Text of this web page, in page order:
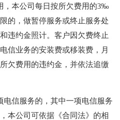
，本公司每日按所欠费用的3‰
的，做暂停服务或终止服务处
违约金照计。客户因欠费终止
信业务的安装费或移装费，月
欠费用的违约金，并依法追缴
电信服务的，其中一项电信服务
本公司可依据《合同法》的相